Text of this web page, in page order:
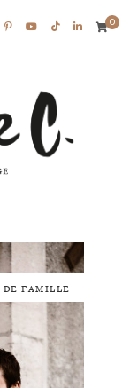
0
DE FAMILLE